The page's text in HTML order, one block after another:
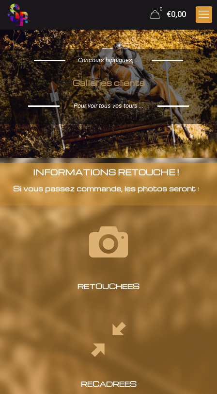
0
€0,00
Concours hippiques, ...
Galleries clients
Pour voir tous vos tours ...
INFORMATIONS RETOUCHE !
Si vous passez commande, les photos seront :
RETOUCHEES
RECADREES